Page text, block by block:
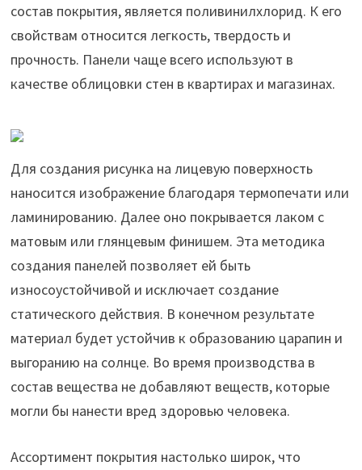
состав покрытия, является поливинилхлорид. К его
свойствам относится легкость, твердость и
прочность. Панели чаще всего используют в
качестве облицовки стен в квартирах и магазинах.
Для создания рисунка на лицевую поверхность
наносится изображение благодаря термопечати или
ламинированию. Далее оно покрывается лаком с
матовым или глянцевым финишем. Эта методика
создания панелей позволяет ей быть
износоустойчивой и исключает создание
статического действия. В конечном результате
материал будет устойчив к образованию царапин и
выгоранию на солнце. Во время производства в
состав вещества не добавляют веществ, которые
могли бы нанести вред здоровью человека.
Ассортимент покрытия настолько широк, что